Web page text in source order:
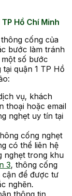
Hồ Chí Minh
cống của
bước làm tránh
số bước
quận 1 TP Hồ
vụ, khách
thoại hoặc email
nghẹt uy tín tại
cống nghẹt
có thể liên hệ
nghẹt trong khu
3, thông cống
cận để được tư
nghẽn.
thông tin